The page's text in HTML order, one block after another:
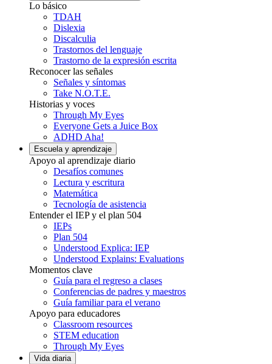
Lo básico
TDAH
Dislexia
Discalculia
Trastornos del lenguaje
Trastorno de la expresión escrita
Reconocer las señales
Señales y síntomas
Take N.O.T.E.
Historias y voces
Through My Eyes
Everyone Gets a Juice Box
ADHD Aha!
Escuela y aprendizaje
Apoyo al aprendizaje diario
Desafíos comunes
Lectura y escritura
Matemática
Tecnología de asistencia
Entender el IEP y el plan 504
IEPs
Plan 504
Understood Explica: IEP
Understood Explains: Evaluations
Momentos clave
Guía para el regreso a clases
Conferencias de padres y maestros
Guía familiar para el verano
Apoyo para educadores
Classroom resources
STEM education
Through My Eyes
Vida diaria